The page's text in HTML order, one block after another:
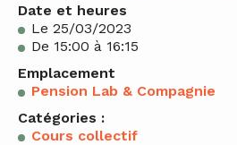
Date et heures
Le 25/03/2023
De 15:00 à 16:15
Emplacement
Pension Lab & Compagnie
Catégories :
Cours collectif